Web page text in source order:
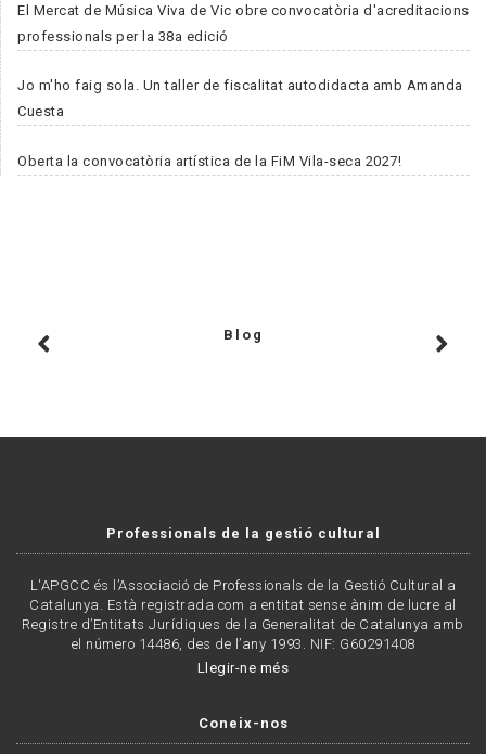
El Mercat de Música Viva de Vic obre convocatòria d'acreditacions
professionals per la 38a edició
Jo m'ho faig sola. Un taller de fiscalitat autodidacta amb Amanda
Cuesta
Oberta la convocatòria artística de la FiM Vila-seca 2027!
Blog
Professionals de la gestió cultural
L'APGCC és l’Associació de Professionals de la Gestió Cultural a
Catalunya. Està registrada com a entitat sense ànim de lucre al
Registre d’Entitats Jurídiques de la Generalitat de Catalunya amb
el número 14486, des de l’any 1993. NIF: G60291408
Llegir-ne més
Coneix-nos